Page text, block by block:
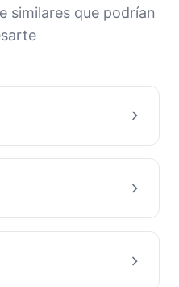
de las familias
similares que podrían